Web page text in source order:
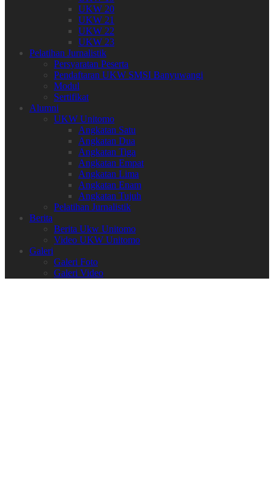
UKW 20
UKW 21
UKW 22
UKW 23
Pelatihan Jurnalistik
Persyaratan Peserta
Pendaftaran UKW SMSI Banyuwangi
Modul
Sertifikat
Alumni
UKW Unitomo
Angkatan Satu
Angkatan Dua
Angkatan Tiga
Angkatan Empat
Angkatan Lima
Angkatan Enam
Angkatan Tujuh
Pelatihan Jurnalistik
Berita
Berita Ukw Unitomo
Video UKW Unitomo
Galeri
Galeri Foto
Galeri Video